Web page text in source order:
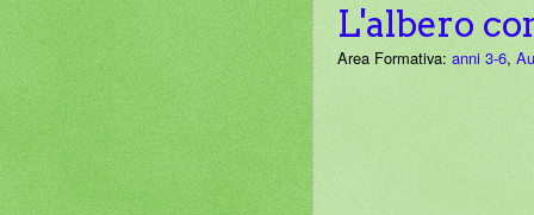
L'albero
Area Formativa: anni 3-6,